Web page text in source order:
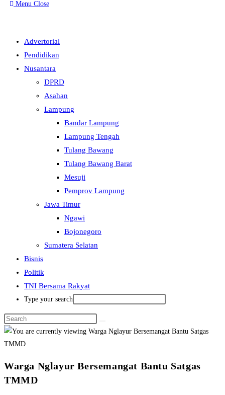
Menu Close
Advertorial
Pendidikan
Nusantara
DPRD
Asahan
Lampung
Bandar Lampung
Lampung Tengah
Tulang Bawang
Tulang Bawang Barat
Mesuji
Pemprov Lampung
Jawa Timur
Ngawi
Bojonegoro
Sumatera Selatan
Bisnis
Politik
TNI Bersama Rakyat
Type your search
Warga Nglayur Bersemangat Bantu Satgas
TMMD